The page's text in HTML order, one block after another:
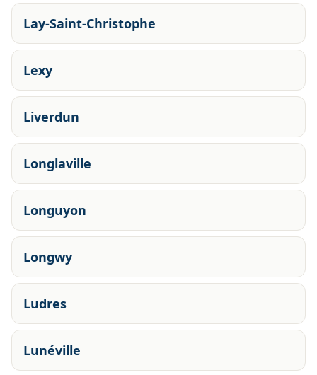
Lay-Saint-Christophe
Lexy
Liverdun
Longlaville
Longuyon
Longwy
Ludres
Lunéville